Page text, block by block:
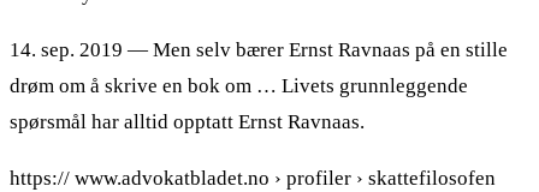
14. sep. 2019 — Men selv bærer Ernst Ravnaas på en stille
drøm om å skrive en bok om … Livets grunnleggende
spørsmål har alltid opptatt Ernst Ravnaas.
https:// www.advokatbladet.no › profiler › skattefilosofen